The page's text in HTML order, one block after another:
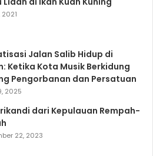
Jalan Salib Hidup di
Ketika Kota Musik Berkidung
Pengorbanan dan Persatuan
2025
dari Kepulauan Rempah-
22, 2023